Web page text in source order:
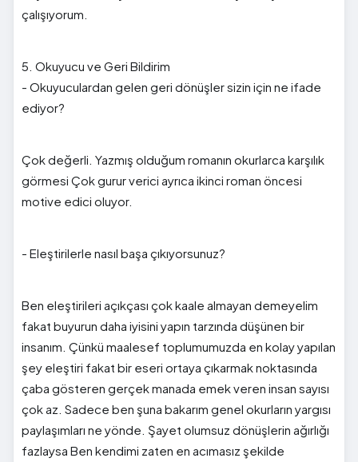
çalışıyorum.
5. Okuyucu ve Geri Bildirim
- Okuyuculardan gelen geri dönüşler sizin için ne ifade
ediyor?
Çok değerli. Yazmış olduğum romanın okurlarca karşılık
görmesi Çok gurur verici ayrıca ikinci roman öncesi
motive edici oluyor.
- Eleştirilerle nasıl başa çıkıyorsunuz?
Ben eleştirileri açıkçası çok kaale almayan demeyelim
fakat buyurun daha iyisini yapın tarzında düşünen bir
insanım. Çünkü maalesef toplumumuzda en kolay yapılan
şey eleştiri fakat bir eseri ortaya çıkarmak noktasında
çaba gösteren gerçek manada emek veren insan sayısı
çok az. Sadece ben şuna bakarım genel okurların yargısı
paylaşımları ne yönde. Şayet olumsuz dönüşlerin ağırlığı
fazlaysa Ben kendimi zaten en acımasız şekilde